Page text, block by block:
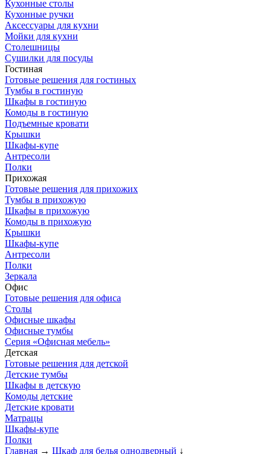
Кухонные столы
Кухонные ручки
Аксессуары для кухни
Мойки для кухни
Столешницы
Сушилки для посуды
Гостиная
Готовые решения для гостиных
Тумбы в гостиную
Шкафы в гостиную
Комоды в гостиную
Подъемные кровати
Крышки
Шкафы-купе
Антресоли
Полки
Прихожая
Готовые решения для прихожих
Тумбы в прихожую
Шкафы в прихожую
Комоды в прихожую
Крышки
Шкафы-купе
Антресоли
Полки
Зеркала
Офис
Готовые решения для офиса
Столы
Офисные шкафы
Офисные тумбы
Серия «Офисная мебель»
Детская
Готовые решения для детской
Детские тумбы
Шкафы в детскую
Комоды детские
Детские кровати
Матрацы
Шкафы-купе
Полки
Главная → Шкаф для белья однодверный ↓